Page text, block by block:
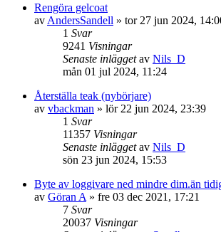
Rengöra gelcoat
av AndersSandell » tor 27 jun 2024,
1 Svar
9241 Visningar
Senaste inläggetav Nils_D
mån 01 jul 2024, 11:24
Återställa teak (nybörjare)
av vbackman » lör 22 jun 2024, 23:39
1 Svar
11357 Visningar
Senaste inläggetav Nils_D
sön 23 jun 2024, 15:53
Byte av loggivare ned mindre dim.än
av Göran A » fre 03 dec 2021, 17:21
7 Svar
20037 Visningar